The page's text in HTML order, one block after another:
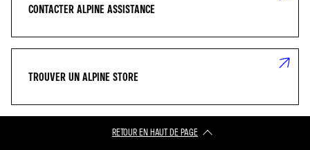
CONTACTER ALPINE ASSISTANCE
TROUVER UN ALPINE STORE
RETOUR EN HAUT DE PAGE​